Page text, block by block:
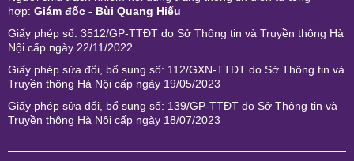
hợp: Giám đốc - Bùi Quang Hiếu
Giấy phép số: 3512/GP-TTĐT do Sở Thông tin và Truyền thông Hà
Nội cấp ngày 22/11/2022
Giấy phép sửa đổi, bổ sung số: 112/GXN-TTĐT do Sở Thông tin và
Truyền thông Hà Nội cấp ngày 19/05/2023
Giấy phép sửa đổi, bổ sung số: 139/GP-TTĐT do Sở Thông tin và
Truyền thông Hà Nội cấp ngày 18/07/2023